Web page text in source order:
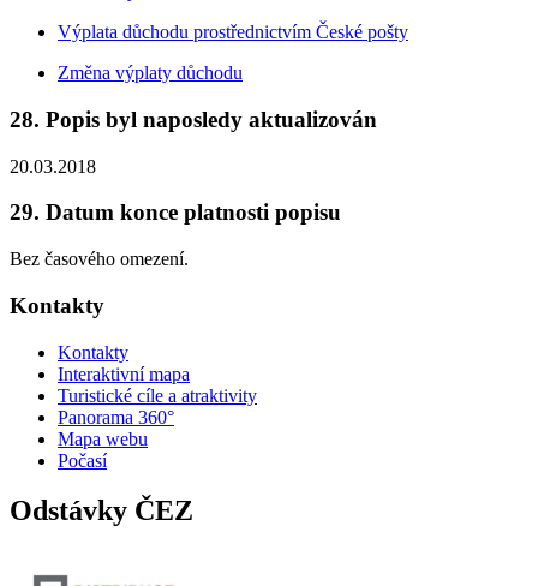
Výplata důchodu prostřednictvím České pošty
Změna výplaty důchodu
28. Popis byl naposledy aktualizován
20.03.2018
29. Datum konce platnosti popisu
Bez časového omezení.
Kontakty
Kontakty
Interaktivní mapa
Turistické cíle a atraktivity
Panorama 360°
Mapa webu
Počasí
Odstávky ČEZ